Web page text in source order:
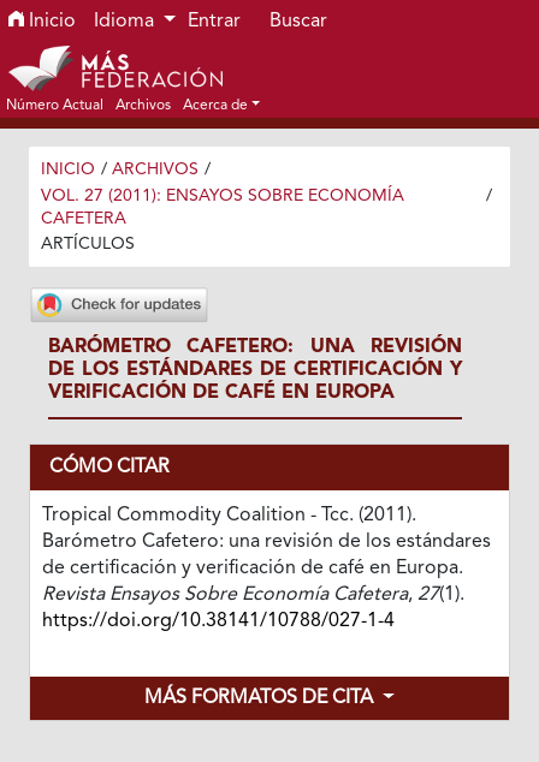
Ir al menú de navegación principal
Ir al contenido principal
Ir al pie de página del sitio
Inicio Idioma Entrar Buscar
Número Actual Archivos Acerca de
INICIO / ARCHIVOS /
VOL. 27 (2011): ENSAYOS SOBRE ECONOMÍA
CAFETERA
/
ARTÍCULOS
BARÓMETRO CAFETERO: UNA REVISIÓN
DE LOS ESTÁNDARES DE CERTIFICACIÓN Y
VERIFICACIÓN DE CAFÉ EN EUROPA
CÓMO CITAR
Tropical Commodity Coalition - Tcc. (2011).
Barómetro Cafetero: una revisión de los estándares
de certificación y verificación de café en Europa.
Revista Ensayos Sobre Economía Cafetera, 27(1).
https://doi.org/10.38141/10788/027-1-4
MÁS FORMATOS DE CITA